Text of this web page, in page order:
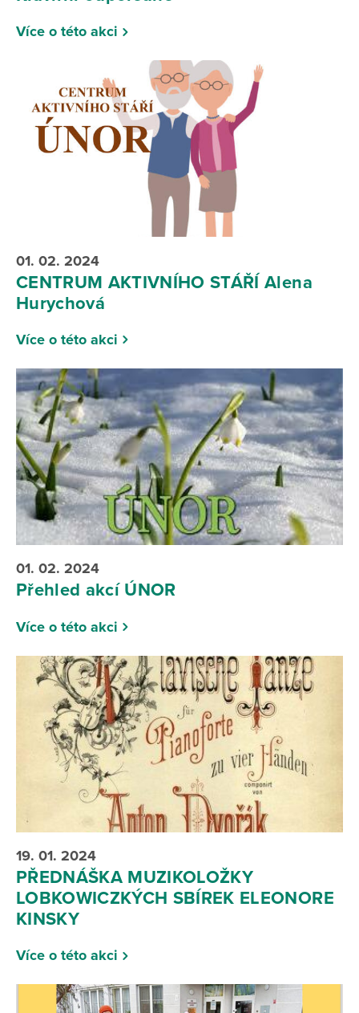
Více o této akci
01. 02. 2024
CENTRUM AKTIVNÍHO STÁŘÍ Alena
Hurychová
Více o této akci
01. 02. 2024
Přehled akcí ÚNOR
Více o této akci
19. 01. 2024
PŘEDNÁŠKA MUZIKOLOŽKY
LOBKOWICZKÝCH SBÍREK ELEONORE
KINSKY
Více o této akci